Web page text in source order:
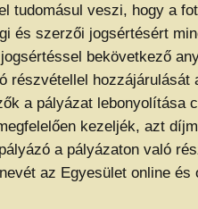
tudomásul veszi, hogy a
és szerzői jogsértésért
bekövetkező
részvétellel hozzájárulását
a pályázat lebonyolítása
kezeljék, azt
a pályázaton való
az Egyesület online és